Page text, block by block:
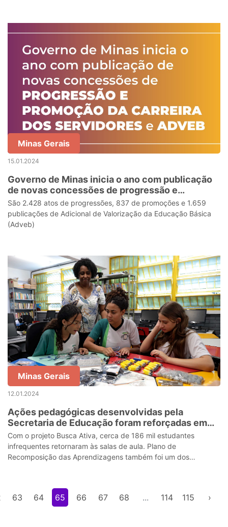
Minas Gerais
15.01.2024
Governo de Minas inicia o ano com publicação
de novas concessões de progressão e
promoção da carreira dos servidores e Adveb
São 2.428 atos de progressões, 837 de promoções e 1.659
publicações de Adicional de Valorização da Educação Básica
(Adveb)
Minas Gerais
12.01.2024
Ações pedagógicas desenvolvidas pela
Secretaria de Educação foram reforçadas em
2023
Com o projeto Busca Ativa, cerca de 186 mil estudantes
infrequentes retornaram às salas de aula. Plano de
Recomposição das Aprendizagens também foi um dos
63 64 65 66 67 68 ... 114 115 ›